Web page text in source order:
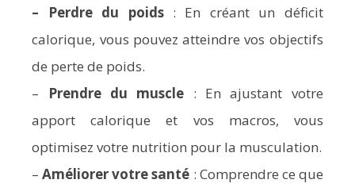
–
Perdre du poids: En créant un déficit
calorique, vous pouvez atteindre vos objectifs
de perte de poids.
– Prendre du muscle : En ajustant votre
apport calorique et vos macros, vous
optimisez votre nutrition pour la musculation.
–Améliorer votre santé : Comprendre ce que